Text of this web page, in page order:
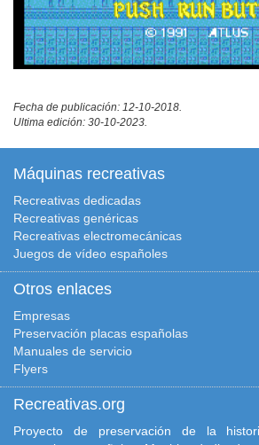
Fecha de publicación: 12-10-2018.
Ultima edición: 30-10-2023.
Máquinas recreativas
Recreativas dedicadas
Recreativas genéricas
Recreativas electromecánicas
Juegos de vídeo españoles
Otros enlaces
Empresas
Preservación placas españolas
Manuales de servicio
Flyers
Recreativas.org
Proyecto de preservación de la